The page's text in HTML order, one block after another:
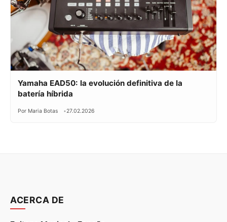
Yamaha EAD50: la evolución definitiva de la
batería híbrida
Por Maria Botas 27.02.2026
ACERCA DE